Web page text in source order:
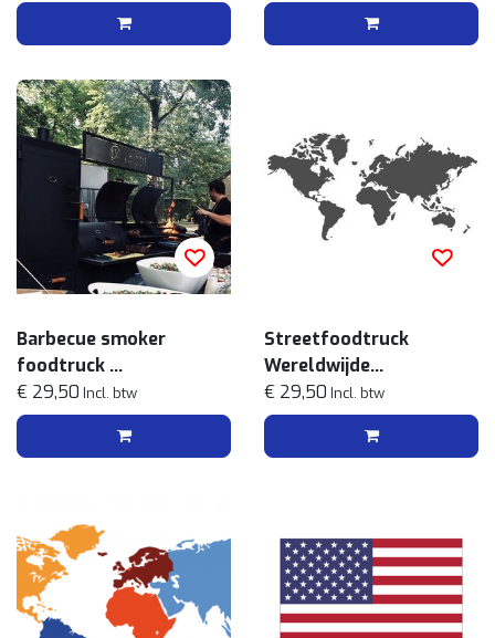
Barbecue smoker
foodtruck
Streetfood menu
€ 29,50 Incl. btw
Streetfoodtruck
Wereldwijde
streetfoodmenu
€ 29,50 Incl. btw